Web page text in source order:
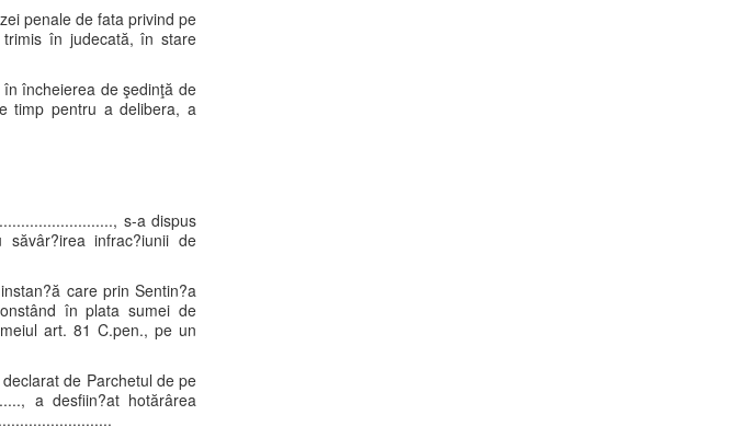
penale de fata privind pe
trimis în judecată, în stare
încheierea de şedinţă de
timp pentru a delibera, a
s-a dispus
infrac?iunii de
care prin Sentin?a
în plata sumei de
art. 81 C.pen., pe un
de Parchetul de pe
a desfiin?at hotărârea